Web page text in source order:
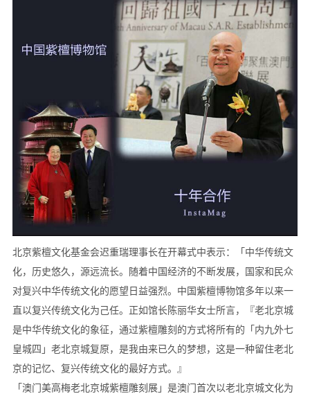
北京紫檀文化基金会迟重瑞理事长在开幕式中表示：「中华传统文
化，历史悠久，源远流长。随着中国经济的不断发展，国家和民众
对复兴中华传统文化的愿望日益强烈。中国紫檀博物馆多年以来一
直以复兴传统文化为己任。正如馆长陈丽华女士所言，『老北京城
是中华传统文化的象征，通过紫檀雕刻的方式将所有的「内九外七
皇城四」老北京城复原，是我由来已久的梦想，这是一种留住老北
京的记忆、复兴传统文化的最好方式。』
「澳门美高梅老北京城紫檀雕刻展」是澳门首次以老北京城文化为